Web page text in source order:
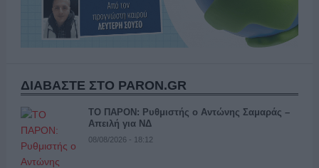
ΔΙΑΒΑΣΤΕ ΣΤΟ PARON.GR
ΤΟ ΠΑΡΟΝ: Ρυθμιστής ο Αντώνης Σαμαράς –
Απειλή για ΝΔ
08/08/2026 - 18:12